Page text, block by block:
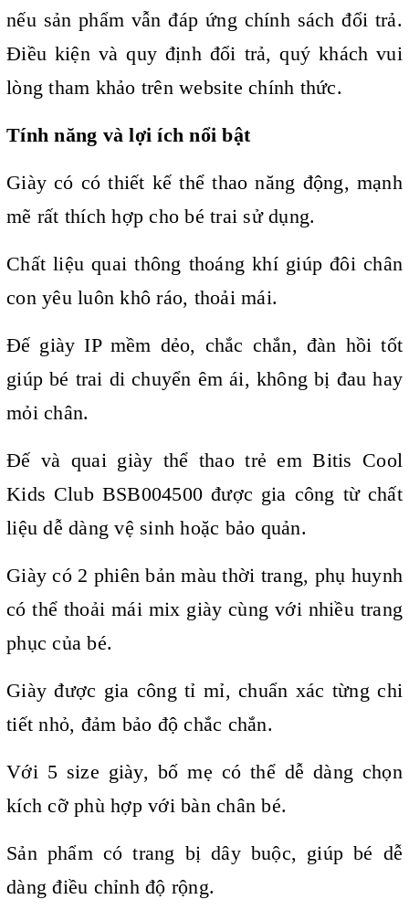
nếu sản phẩm vẫn đáp ứng chính sách đổi trả.
Điều kiện và quy định đổi trả, quý khách vui
lòng tham khảo trên website chính thức.
Tính năng và lợi ích nổi bật
Giày có có thiết kế thể thao năng động, mạnh
mẽ rất thích hợp cho bé trai sử dụng.
Chất liệu quai thông thoáng khí giúp đôi chân
con yêu luôn khô ráo, thoải mái.
Đế giày IP mềm dẻo, chắc chắn, đàn hồi tốt
giúp bé trai di chuyển êm ái, không bị đau hay
mỏi chân.
Đế và quai giày thể thaotrẻ em Bitis Cool
Kids Club BSB004500 được gia công từ chất
liệu dễ dàng vệ sinh hoặc bảo quản.
Giày có 2 phiên bản màu thời trang, phụ huynh
có thể thoải mái mix giày cùng với nhiều trang
phục của bé.
Giày được gia công tỉ mỉ, chuẩn xác từng chi
tiết nhỏ, đảm bảo độ chắc chắn.
Với 5 size giày, bố mẹ có thể dễ dàng chọn
kích cỡ phù hợp với bàn chân bé.
Sản phẩm có trang bị dây buộc, giúp bé dễ
dàng điều chỉnh độ rộng.